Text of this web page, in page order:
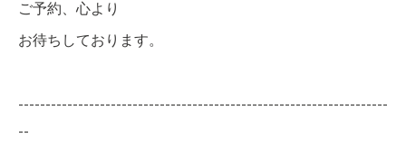
ご予約、心より
お待ちしております。
--------------------------------------------------------------------
--